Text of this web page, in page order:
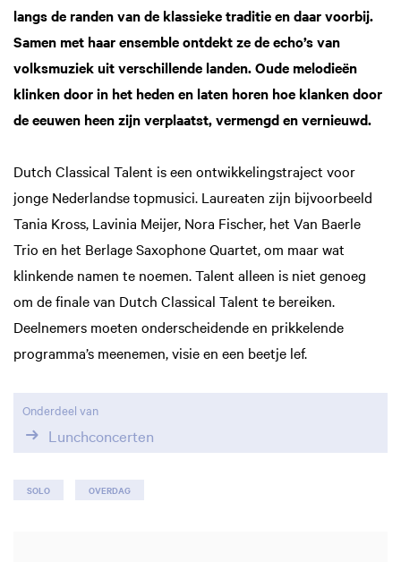
langs de randen van de klassieke traditie en daar voorbij.
Samen met haar ensemble ontdekt ze de echo’s van
volksmuziek uit verschillende landen. Oude melodieën
klinken door in het heden en laten horen hoe klanken door
de eeuwen heen zijn verplaatst, vermengd en vernieuwd.
Dutch Classical Talent is een ontwikkelingstraject voor
jonge Nederlandse topmusici. Laureaten zijn bijvoorbeeld
Tania Kross, Lavinia Meijer, Nora Fischer, het Van Baerle
Trio en het Berlage Saxophone Quartet, om maar wat
klinkende namen te noemen. Talent alleen is niet genoeg
om de finale van Dutch Classical Talent te bereiken.
Deelnemers moeten onderscheidende en prikkelende
programma’s meenemen, visie en een beetje lef.
Onderdeel van
Lunchconcerten
SOLO OVERDAG